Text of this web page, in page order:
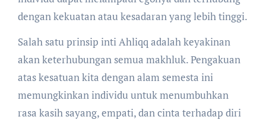
dengan kekuatan atau kesadaran yang lebih tinggi.
Salah satu prinsip inti Ahliqq adalah keyakinan
akan keterhubungan semua makhluk. Pengakuan
atas kesatuan kita dengan alam semesta ini
memungkinkan individu untuk menumbuhkan
rasa kasih sayang, empati, dan cinta terhadap diri